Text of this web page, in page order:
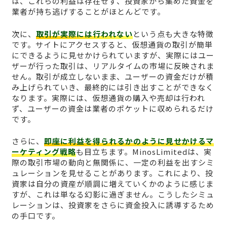
業者が持ち逃げすることがほとんどです。
次に、 取引が実際には行われないという点も大きな特徴
です。サイトにアクセスすると、仮想通貨の取引が簡単
にできるように見せかけられていますが、実際にはユー
ザーが行った取引は、リアルタイムの市場に反映されま
せん。取引が成立しないまま、ユーザーの資金だけが積
み上げられていき、最終的には引き出すことができなく
なります。実際には、仮想通貨の購入や売却は行われ
ず、ユーザーの資金は業者のポケットに収められるだけ
です。
さらに、 即座に利益を得られるかのように見せかけるマ
ーケティング戦略も目立ちます。MinosLimitedは、実
際の取引市場の動向と無関係に、一定の利益を出すシミ
ュレーションを見せることがあります。これにより、投
資家は自分の資産が順調に増えていくかのように感じま
すが、これは単なる幻影に過ぎません。こうしたシミュ
レーションは、投資家をさらに資金投入に誘導するため
の手口です。